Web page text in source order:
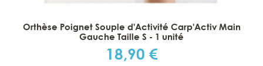
Orthèse Poignet Souple d'Activité Carp'Activ Main
Gauche Taille S - 1 unité
Prix
18,90 €